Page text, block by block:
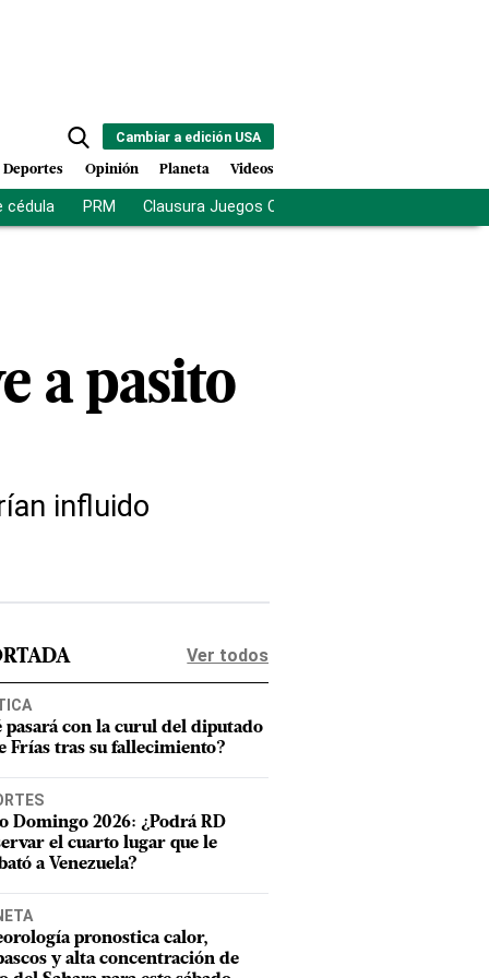
Cambiar a edición USA
Deportes Opinión Planeta Videos
cédula PRM Clausura Juegos Centroamericanos
a pasito
influido
Ver todos
pasará con la curul del diputado
Frías tras su fallecimiento?
Domingo 2026: ¿Podrá RD
el cuarto lugar que le
a Venezuela?
pronostica calor,
y alta concentración de